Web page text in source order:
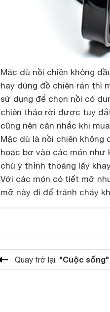
Mặc dù nồi chiên không
hay dùng đồ chiên rán thì
sử dụng để chọn nồi có
chiên tháo rời được tuy
cũng nên cân nhắc khi
Mặc dù là nồi chiên không
hoặc bơ vào các món như
chú ý thỉnh thoảng lấy
Với các món có tiết mỡ
mỡ này đi để tránh cháy
Quay trở lại "Cuộc sống"